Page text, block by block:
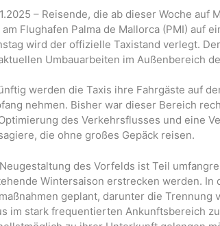
– Reisende, die ab dieser Woche
am Flughafen Palma de Mallorca (PMI) auf
wird der offizielle Taxistand verlegt.
Umbauarbeiten im Außenbereich
werden die Taxis ihre Fahrgäste auf
nehmen. Bisher war dieser Bereich
des Verkehrsflusses und eine
die ohne großes Gepäck reisen.
des Vorfelds ist Teil
Wintersaison erstrecken werden.
geplant, darunter die
im stark frequentierten Ankunftsbereich